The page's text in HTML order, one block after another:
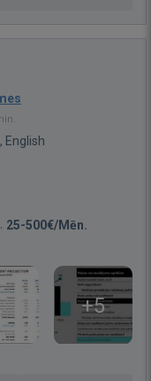
English
25-500€/Mēn.
+5